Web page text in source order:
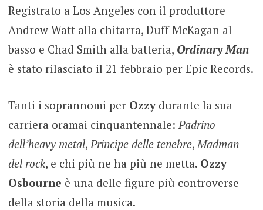
Registrato a Los Angeles con il produttore
Andrew Watt alla chitarra, Duff McKagan al
basso e Chad Smith alla batteria, Ordinary Man
è stato rilasciato il 21 febbraio per Epic Records.
Tanti i soprannomi per Ozzydurante la sua
carriera oramai cinquantennale: Padrino
dell’heavy metal, Principe delle tenebre, Madman
del rock, e chi più ne ha più ne metta. Ozzy
Osbourne è una delle figure più controverse
della storia della musica.